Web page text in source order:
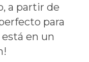
a partir de
para
en un